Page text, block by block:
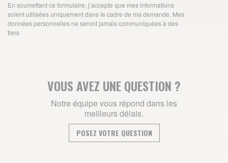
En soumettant ce formulaire, j’accepte que mes informations
soient utilisées uniquement dans le cadre de ma demande. Mes
données personnelles ne seront jamais communiquées à des
tiers
VOUS AVEZ UNE QUESTION ?
Notre équipe vous répond dans les
meilleurs délais.
POSEZ VOTRE QUESTION